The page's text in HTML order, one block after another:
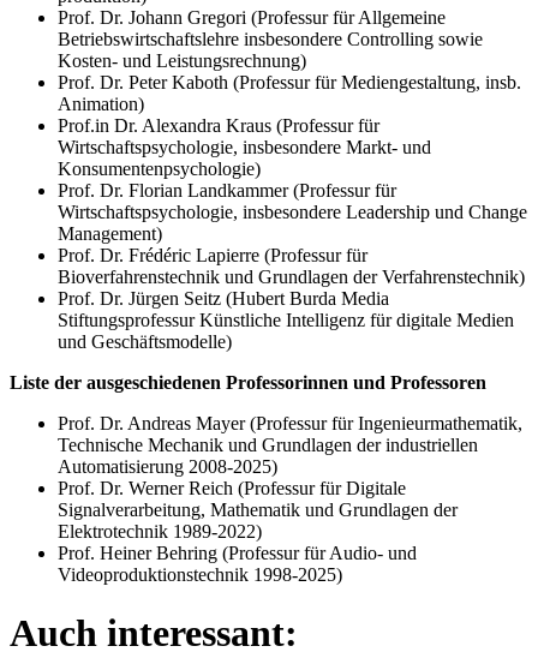
Prof. Dr. Johann Gregori (Professur für Allgemeine
Betriebswirtschaftslehre insbesondere Controlling sowie
Kosten- und Leistungsrechnung)
Prof. Dr. Peter Kaboth (Professur für Mediengestaltung, insb.
Animation)
Prof.in Dr. Alexandra Kraus (Professur für
Wirtschaftspsychologie, insbesondere Markt- und
Konsumentenpsychologie)
Prof. Dr. Florian Landkammer (Professur für
Wirtschaftspsychologie, insbesondere Leadership und Change
Management)
Prof. Dr. Frédéric Lapierre (Professur für
Bioverfahrenstechnik und Grundlagen der Verfahrenstechnik)
Prof. Dr. Jürgen Seitz (Hubert Burda Media
Stiftungsprofessur Künstliche Intelligenz für digitale Medien
und Geschäftsmodelle)
Liste der ausgeschiedenen Professorinnen und Professoren
Prof. Dr. Andreas Mayer (Professur für Ingenieurmathematik,
Technische Mechanik und Grundlagen der industriellen
Automatisierung 2008-2025)
Prof. Dr. Werner Reich (Professur für Digitale
Signalverarbeitung, Mathematik und Grundlagen der
Elektrotechnik 1989-2022)
Prof. Heiner Behring (Professur für Audio- und
Videoproduktionstechnik 1998-2025)
Auch interessant: